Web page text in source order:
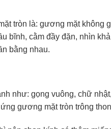
tròn là: gương mặt không
bĩnh, cằm đầy đặn, nhìn
bằng nhau.
như: gọng vuông, chữ
gương mặt tròn trông